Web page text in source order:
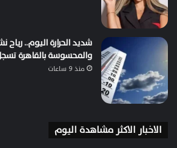
شديد الحرارة اليوم..
والمحسوسة بالقاهرة تسجل 38
منذ 9 ساعات
الاخبار الاكثر مشاهدة اليوم